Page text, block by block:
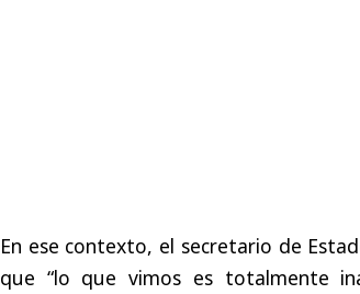
En ese contexto, el secretario de
que “lo que vimos es totalmente